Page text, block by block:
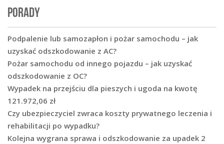
PORADY
Podpalenie lub samozapłon i pożar samochodu – jak
uzyskać odszkodowanie z AC?
Pożar samochodu od innego pojazdu – jak uzyskać
odszkodowanie z OC?
Wypadek na przejściu dla pieszych i ugoda na kwotę
121.972,06 zł
Czy ubezpieczyciel zwraca koszty prywatnego leczenia i
rehabilitacji po wypadku?
Kolejna wygrana sprawa i odszkodowanie za upadek 2